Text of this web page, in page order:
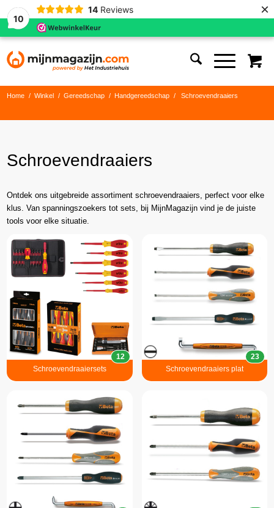
10
14 Reviews ×
Home / Winkel / Gereedschap / Handgereedschap / Schroevendraaiers
Schroevendraaiers
Ontdek ons uitgebreide assortiment schroevendraaiers, perfect voor elke
klus. Van spanningszoekers tot sets, bij MijnMagazijn vind je de juiste
tools voor elke situatie.
Schroevendraaiersets
12
Schroevendraaiers plat
23